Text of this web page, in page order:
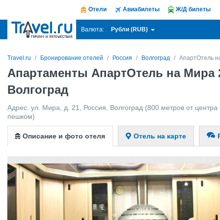
Отели Авиабилеты Ж/Д билеты
Валюта: Рубли (RUB)
Travel.ru Бронирование отелей Россия Волгоград АпартОтель
Апартаменты АпартОтель на Мира
Волгоград
Адрес: ул. Мира, д. 21 Россия Волгоград (800 метров от
пешком)
Описание и фото отеля Отель на карте